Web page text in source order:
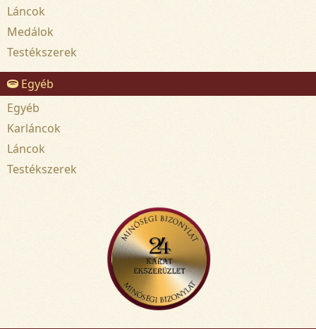
Láncok
Medálok
Testékszerek
Egyéb
Egyéb
Karláncok
Láncok
Testékszerek